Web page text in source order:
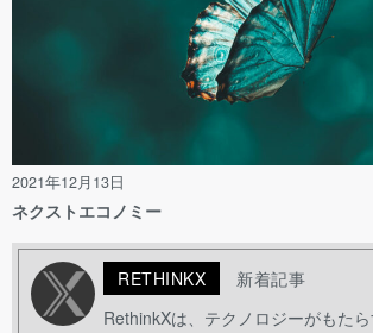
2021年12月13日
ネクストエコノミー
RETHINKX
新着記事
RethinkXは、テクノロジーがもた